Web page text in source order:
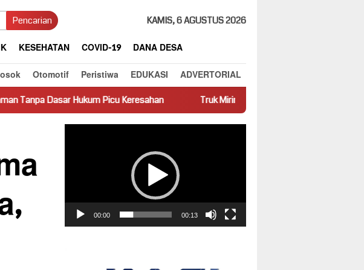
Pencarian KAMIS, 6 AGUSTUS 2026
KESEHATAN COVID-19
DANA DESA
Otomotif Peristiwa EDUKASI ADVERTORIAL
Hukum Picu Keresahan Truk Miring Hambat Arus Lalu Lintas di Jalan
00:00 00:13